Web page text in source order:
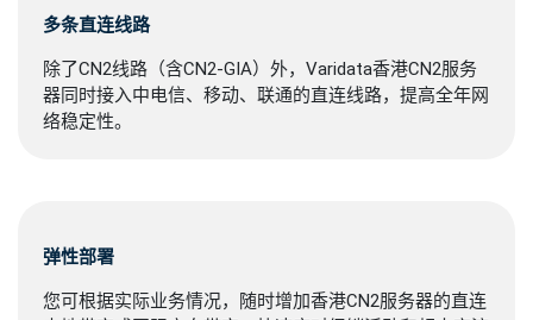
多条直连线路
除了CN2线路（含CN2-GIA）外，Varidata香港CN2服务
器同时接入中电信、移动、联通的直连线路，提高全年网
络稳定性。
弹性部署
您可根据实际业务情况，随时增加香港CN2服务器的直连